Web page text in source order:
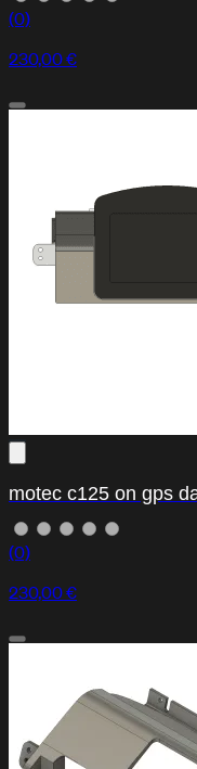
(0)
230,00 €
motec c125 on gps
(0)
230,00 €